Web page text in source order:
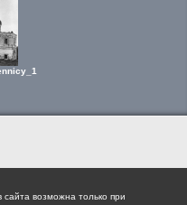
возможна только при